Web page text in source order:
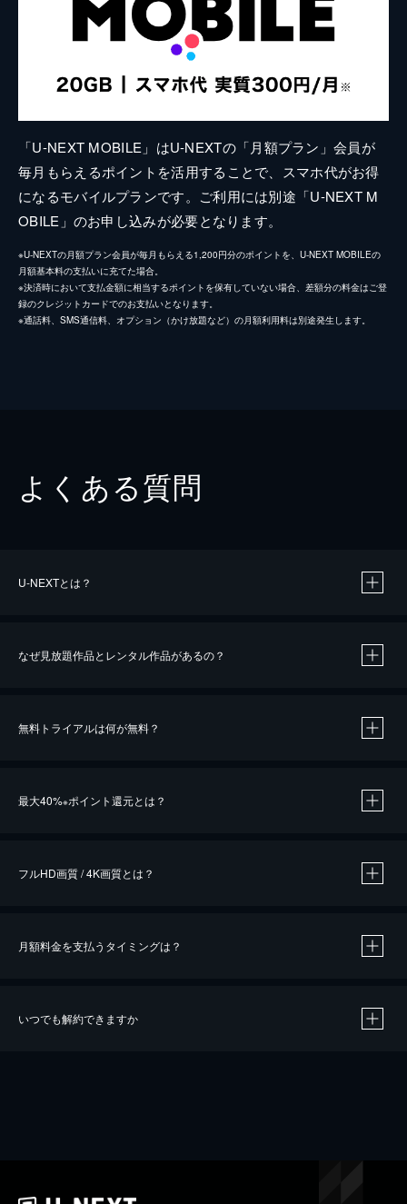
「U-NEXT MOBILE」はU-NEXTの「月額プラン」会員が
毎月もらえるポイントを活用することで、スマホ代がお得
になるモバイルプランです。ご利用には別途「U-NEXT M
OBILE」のお申し込みが必要となります。
※U-NEXTの月額プラン会員が毎月もらえる1,200円分のポイントを、U-NEXT MOBILEの
月額基本料の支払いに充てた場合。
※決済時において支払金額に相当するポイントを保有していない場合、差額分の料金はご登
録のクレジットカードでのお支払いとなります。
※通話料、SMS通信料、オプション（かけ放題など）の月額利用料は別途発生します。
よくある質問
U-NEXTとは？
なぜ見放題作品とレンタル作品があるの？
無料トライアルは何が無料？
最大40%※ポイント還元とは？
※40％ポイント還元の対象は、クレジットカード決済による作品の購入 / レンタルです。
iOSアプリのUコイン決済による作品の購入 / レンタルは、20％のポイント還元です。
フルHD画質 / 4K画質とは？
月額料金を支払うタイミングは？
いつでも解約できますか